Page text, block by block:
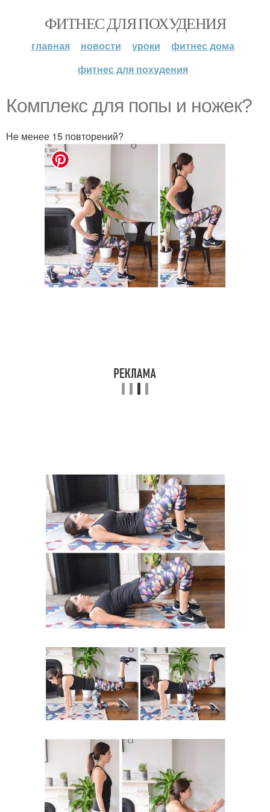
ФИТНЕС ДЛЯ ПОХУДЕНИЯ
главная новости уроки
фитнес дома
фитнес для похудения
Комплекс для попы и ножек?
Не менее 15 повторений?